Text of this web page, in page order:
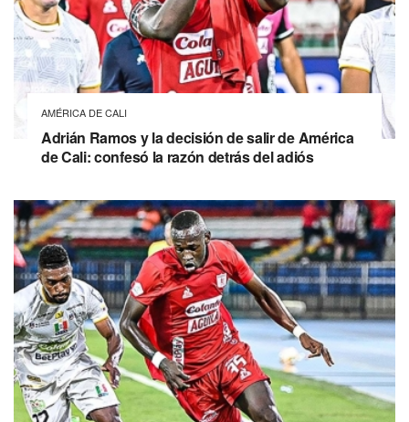
AMÉRICA DE CALI
Adrián Ramos y la decisión de salir de América
de Cali: confesó la razón detrás del adiós